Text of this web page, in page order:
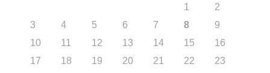
1
2
3
4 5 6 7 8
9
10
11 12 13 14 15
16
17
18 19 20 21 22
23